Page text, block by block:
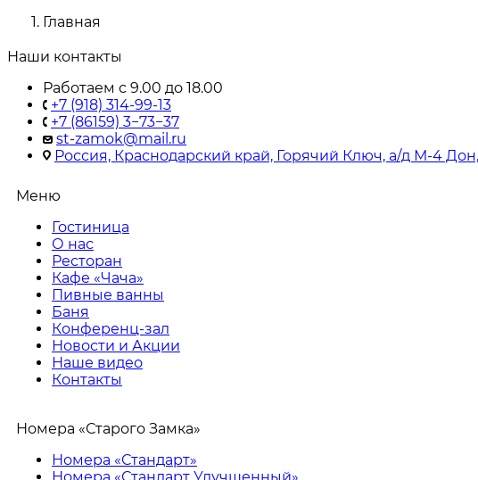
Главная
Наши контакты
Работаем с 9.00 до 18.00
+7 (918) 314-99-13
+7 (86159) 3−73−37
st-zamok@mail.ru
Россия, Краснодарский край, Горячий Ключ, а/д М-4
Меню
Гостиница
О нас
Ресторан
Кафе «Чача»
Пивные ванны
Баня
Конференц-зал
Новости и Акции
Наше видео
Контакты
Номера «Старого Замка»
Номера «Стандарт»